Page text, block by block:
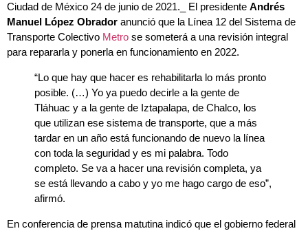
Ciudad de México 24 de junio de 2021._ El presidente Andrés
Manuel López Obrador anunció que la Línea 12 del Sistema de
Transporte Colectivo Metro se someterá a una revisión integral
para repararla y ponerla en funcionamiento en 2022.
“Lo que hay que hacer es rehabilitarla lo más pronto
posible. (…) Yo ya puedo decirle a la gente de
Tláhuac y a la gente de Iztapalapa, de Chalco, los
que utilizan ese sistema de transporte, que a más
tardar en un año está funcionando de nuevo la línea
con toda la seguridad y es mi palabra. Todo
completo. Se va a hacer una revisión completa, ya
se está llevando a cabo y yo me hago cargo de eso”,
afirmó.
En conferencia de prensa matutina indicó que el gobierno federal